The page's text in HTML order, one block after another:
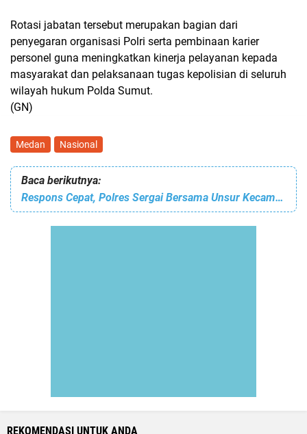
Rotasi jabatan tersebut merupakan bagian dari
penyegaran organisasi Polri serta pembinaan karier
personel guna meningkatkan kinerja pelayanan kepada
masyarakat dan pelaksanaan tugas kepolisian di seluruh
wilayah hukum Polda Sumut.
(GN)
Medan Nasional
Baca berikutnya:
Respons Cepat, Polres Sergai Bersama Unsur Kecamatan Grebek Sarang Narkoba di Dolok Masihul
REKOMENDASI UNTUK ANDA